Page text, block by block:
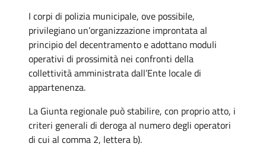
I corpi di polizia municipale, ove possibile,
privilegiano un’organizzazione improntata al
principio del decentramento e adottano moduli
operativi di prossimità nei confronti della
collettività amministrata dall’Ente locale di
appartenenza.
La Giunta regionale può stabilire, con proprio atto, i
criteri generali di deroga al numero degli operatori
di cui al comma 2, lettera b).